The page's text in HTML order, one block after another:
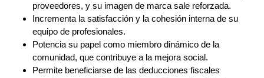
proveedores, y su imagen de marca sale reforzada.
Incrementa la satisfacción y la cohesión interna de su
equipo de profesionales.
Potencia su papel como miembro dinámico de la
comunidad, que contribuye a la mejora social.
Permite beneficiarse de las deducciones fiscales